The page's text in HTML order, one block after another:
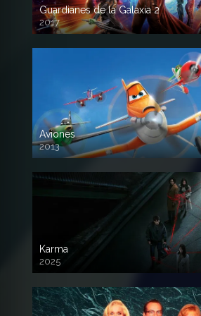
Guardianes de la Galaxia 2
2017
720p HD
Aviones
2013
720 HD
Karma
2025